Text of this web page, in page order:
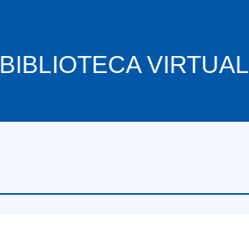
BIBLIOTECA VIRTUAL